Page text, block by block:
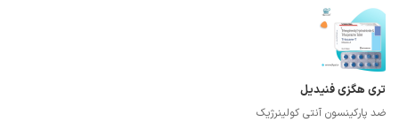
تری هگزی فنیدیل
ضد پارکینسون آنتی کولینرژیک